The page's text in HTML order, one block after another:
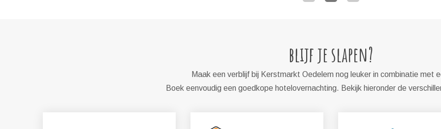
blijf je slapen?
Maak een verblijf bij Kerstmarkt Oedelem nog leuker in combinatie met
Boek eenvoudig een goedkope hotelovernachting. Bekijk hieronder de